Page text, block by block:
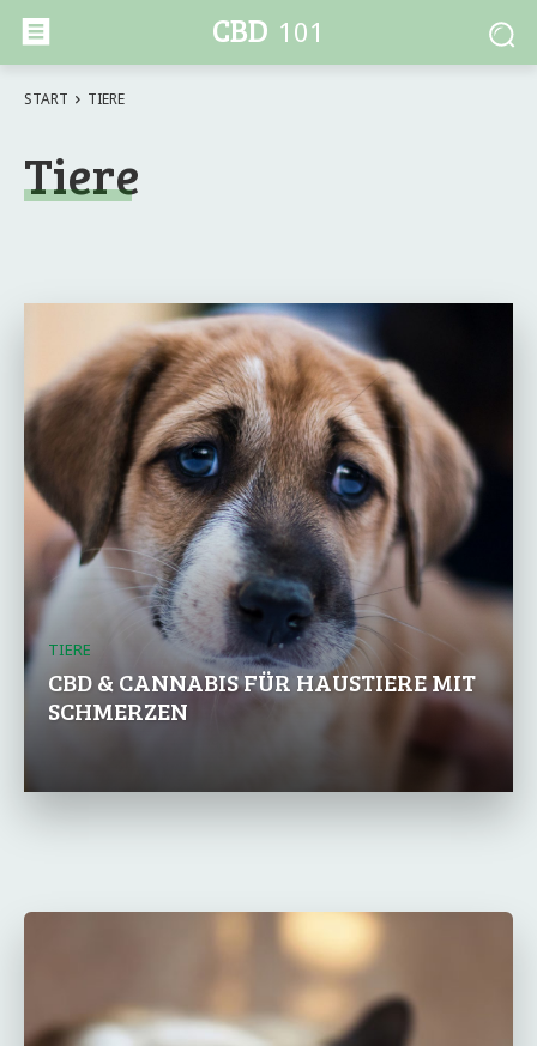
CBD 101
START TIERE
Tiere
TIERE
CBD & CANNABIS FÜR HAUSTIERE MIT
SCHMERZEN